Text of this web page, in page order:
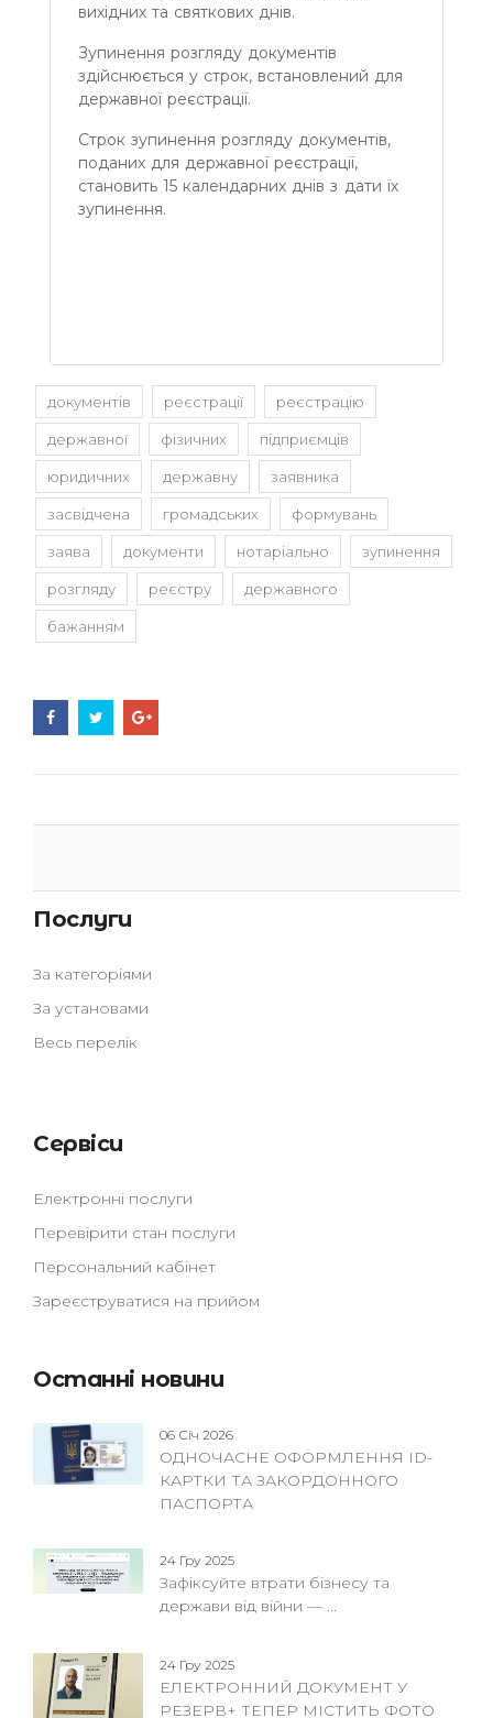
Послуги
За категоріями
За установами
Весь перелік
Сервіси
Електронні послуги
Перевірити стан послуги
Персональний кабінет
Зареєструватися на прийом
Останні новини
06 Січ 2026
ОДНОЧАСНЕ ОФОРМЛЕННЯ ID-
КАРТКИ ТА ЗАКОРДОННОГО
ПАСПОРТА
24 Гру 2025
Зафіксуйте втрати бізнесу та
держави від війни — ...
24 Гру 2025
ЕЛЕКТРОННИЙ ДОКУМЕНТ У
РЕЗЕРВ+ ТЕПЕР МІСТИТЬ ФОТО
вихідних та святкових днів.
Зупинення розгляду документів
здійснюється у строк, встановлений для
державної реєстрації.
Строк зупинення розгляду документів,
поданих для державної реєстрації,
становить 15 календарних днів з дати їх
зупинення.
документів реєстрації реєстрацію
державної фізичних підприємців
юридичних державну заявника
засвідчена громадських формувань
заява документи нотаріально зупинення
розгляду реєстру державного
бажанням